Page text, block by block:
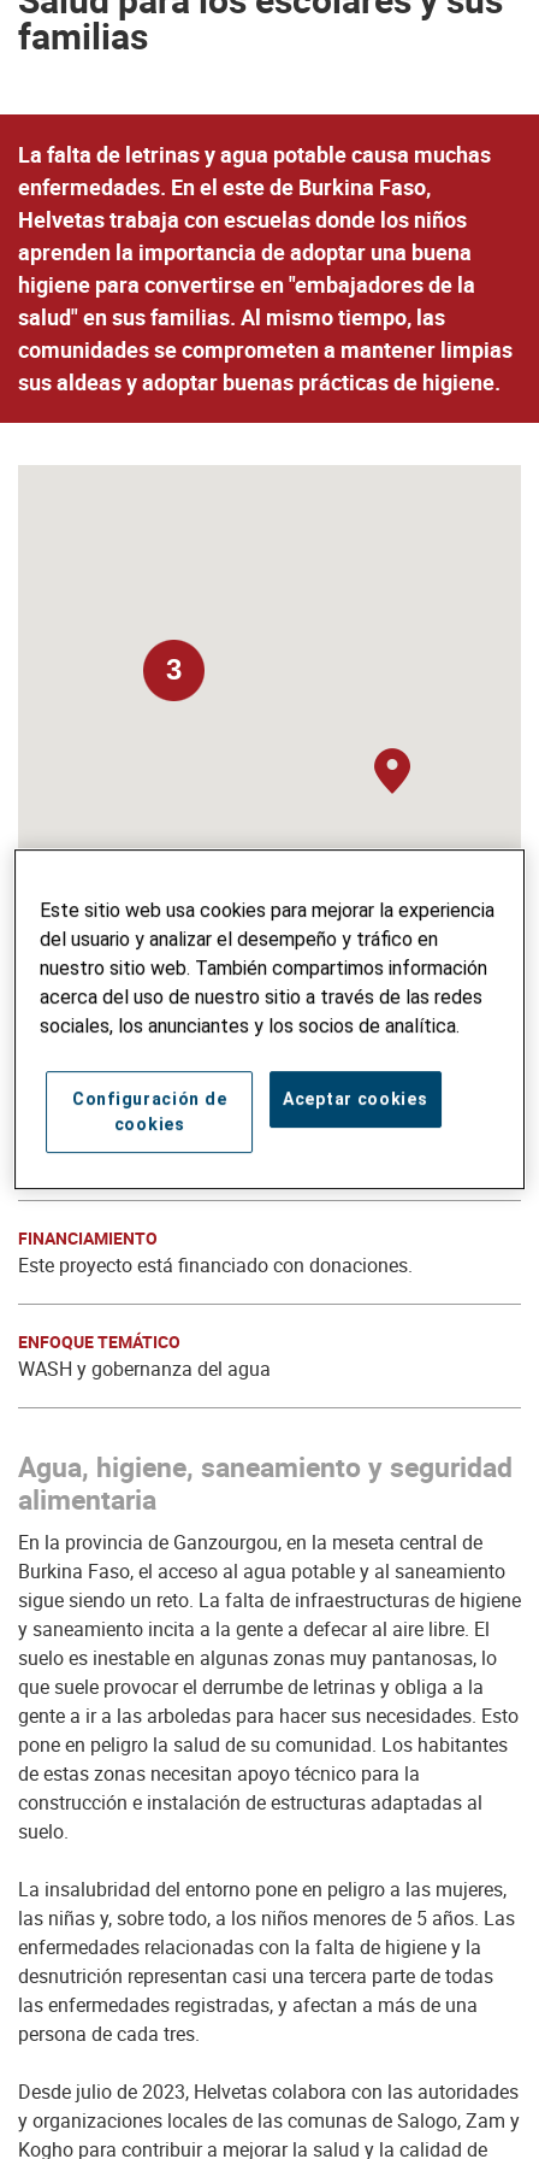
familias
La falta de letrinas y agua potable causa muchas
enfermedades. En el este de Burkina Faso,
Helvetas trabaja con escuelas donde los niños
aprenden la importancia de adoptar una buena
higiene para convertirse en "embajadores de la
salud" en sus familias. Al mismo tiempo, las
comunidades se comprometen a mantener limpias
sus aldeas y adoptar buenas prácticas de higiene.
3
NOMBRE DEL PROYECTO
FASE DEL PROYECTO
2023 a 2026
FINANCIAMIENTO
Este proyecto está financiado con donaciones.
ENFOQUE TEMÁTICO
WASH y gobernanza del agua
Agua, higiene, saneamiento y seguridad
alimentaria
En la provincia de Ganzourgou, en la meseta central de
Burkina Faso, el acceso al agua potable y al saneamiento
sigue siendo un reto. La falta de infraestructuras de higiene
y saneamiento incita a la gente a defecar al aire libre. El
suelo es inestable en algunas zonas muy pantanosas, lo
que suele provocar el derrumbe de letrinas y obliga a la
gente a ir a las arboledas para hacer sus necesidades. Esto
pone en peligro la salud de su comunidad. Los habitantes
de estas zonas necesitan apoyo técnico para la
construcción e instalación de estructuras adaptadas al
suelo.
La insalubridad del entorno pone en peligro a las mujeres,
las niñas y, sobre todo, a los niños menores de 5 años. Las
enfermedades relacionadas con la falta de higiene y la
desnutrición representan casi una tercera parte de todas
las enfermedades registradas, y afectan a más de una
persona de cada tres.
Desde julio de 2023, Helvetas colabora con las autoridades
y organizaciones locales de las comunas de Salogo, Zam y
Kogho para contribuir a mejorar la salud y la calidad de
Este sitio web usa cookies para mejorar la experiencia
del usuario y analizar el desempeño y tráfico en
nuestro sitio web. También compartimos información
acerca del uso de nuestro sitio a través de las redes
sociales, los anunciantes y los socios de analítica.
Aceptar cookies
Configuración de
cookies